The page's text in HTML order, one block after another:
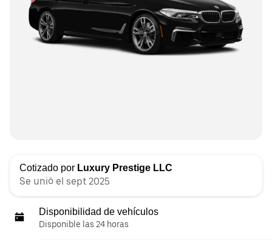
Cotizado por Luxury Prestige LLC
Se unió el sept 2025
Disponibilidad de vehículos
Disponible las 24 horas